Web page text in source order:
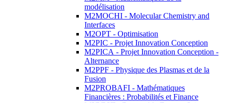
modélisation
M2MOCHI - Molecular Chemistry and
Interfaces
M2OPT - Optimisation
M2PIC - Projet Innovation Conception
M2PICA - Projet Innovation Conception -
Alternance
M2PPF - Physique des Plasmas et de la
Fusion
M2PROBAFI - Mathématiques
Financières : Probabilités et Finance